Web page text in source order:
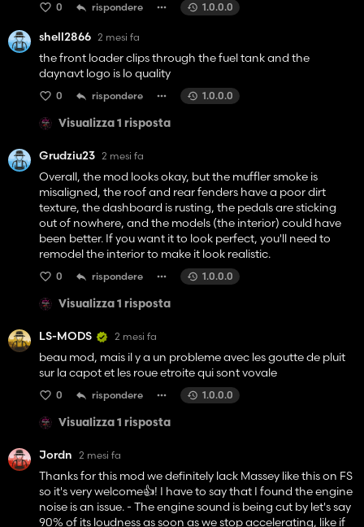
0 rispondere 1.0.0.0
shell2866 2 mesi fa
the front loader clips through the fuel tank and the
daynavt logo is lo quality
0 rispondere 1.0.0.0
Visualizza 1 risposta
Grudziu23 2 mesi fa
Overall, the mod looks okay, but the muffler smoke is
misaligned, the roof and rear fenders have a poor dirt
texture, the dashboard is rusting, the pedals are sticking
out of nowhere, and the models (the interior) could have
been better. If you want it to look perfect, you'll need to
remodel the interior to make it look realistic.
0 rispondere 1.0.0.0
Visualizza 1 risposta
LS-MODS 2 mesi fa
beau mod, mais il y a un probleme avec les goutte de pluit
sur la capot et les roue etroite qui sont vovale
0 rispondere 1.0.0.0
Visualizza 1 risposta
Jordn 2 mesi fa
Thanks for this mod we definitely lack Massey like this on FS
so it's very welcome👍️! I have to say that I found the engine
noise is an issue. - The engine sound is being cut by let's say
90% of its loudness as soon as we stop accelerating, like if